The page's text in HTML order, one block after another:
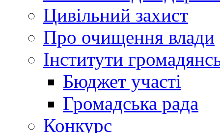
Цивільний захист
Про очищення влади
Інститути
Бюджет участі
Громадська рада
Конкурс